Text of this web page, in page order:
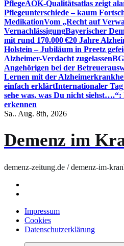
PflegeAOK-Qualitätsatlas zeigt
Pflegeunterschiede – kaum
MedikationVom „Recht auf
VernachlässigungBayerischer
mit rund 170.000 €20 Jahre
Holstein – Jubiläum in Preetz
Alzheimer-Verdacht zugelassen
Angehörigen bei der
Lernen mit der
einfach erklärtInternationaler Tag
sehe was, was Du nicht
erkennen
Sa.. Aug. 8th, 2026
Demenz im
demenz-zeitung.de / demenz-im-
Impressum
Cookies
Datenschutzerklärung